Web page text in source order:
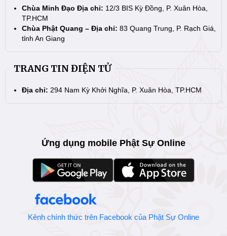
Chùa Minh Đạo Địa chỉ: 12/3 BIS Kỳ Đồng, P. Xuân Hòa,
TP.HCM
Chùa Phật Quang – Địa chỉ: 83 Quang Trung, P. Rạch Giá,
tỉnh An Giang
TRANG TIN ĐIỆN TỬ
Địa chỉ: 294 Nam Kỳ Khởi Nghĩa, P. Xuân Hòa, TP.HCM
Ứng dụng mobile Phật Sự Online
Kênh chính thức trên Facebook của Phật Sự Online